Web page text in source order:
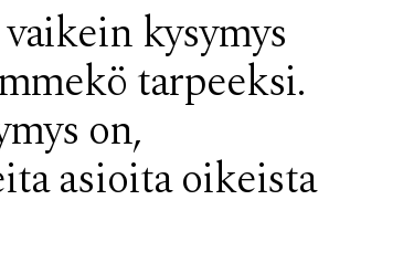
kysymys
tarpeeksi.
on,
asioita oikeista